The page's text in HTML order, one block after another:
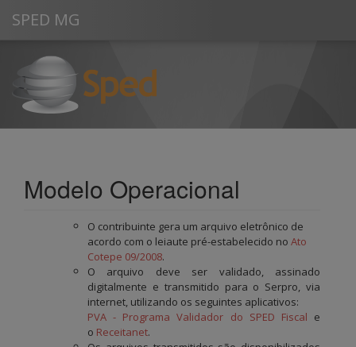
SPED MG
Modelo Operacional
O contribuinte gera um arquivo eletrônico de
acordo com o leiaute pré-estabelecido no Ato
Cotepe 09/2008.
O arquivo deve ser validado, assinado
digitalmente e transmitido para o Serpro, via
internet, utilizando os seguintes aplicativos:
PVA - Programa Validador do SPED Fiscal e
o Receitanet.